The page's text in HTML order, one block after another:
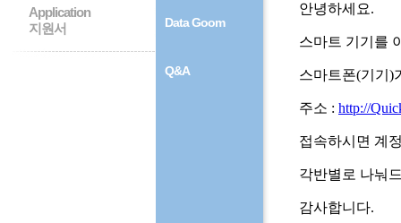
Data Goom
Q&A
Application
지원서
안녕하세요.
스마트 기기를
스마트폰(기기)
주소 : http://
접속하시면 계
각반별로 나눠
감사합니다.